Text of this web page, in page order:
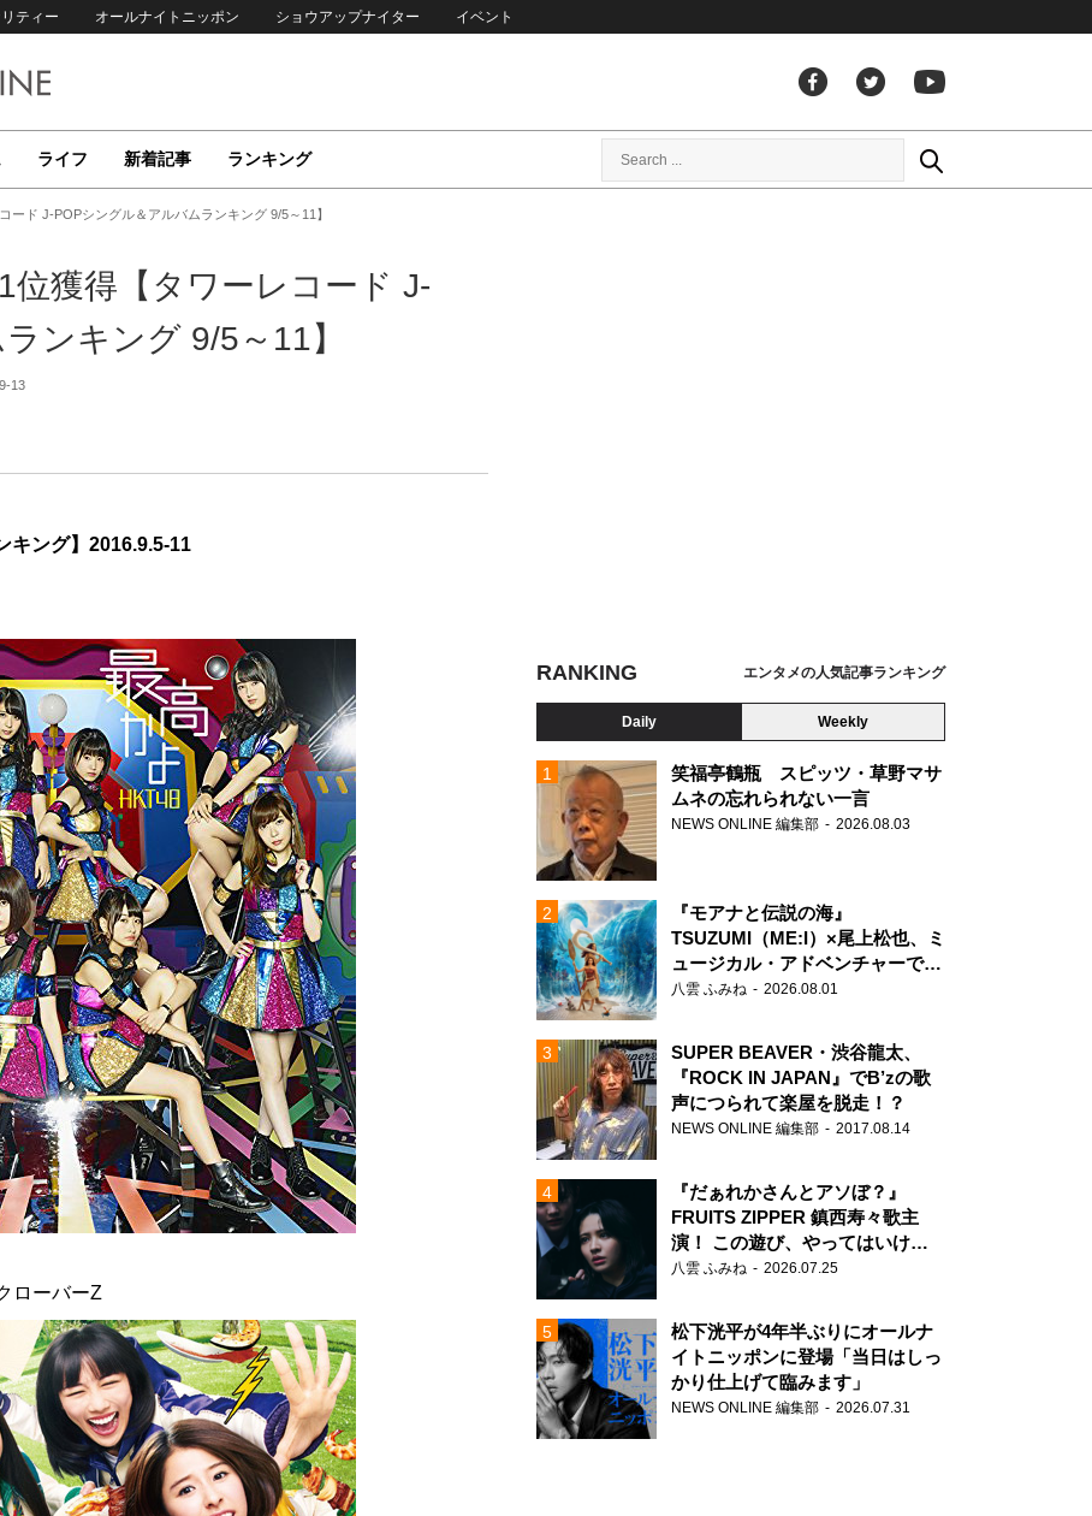
ティー オールナイトニッポン ショウアップナイター イベント
ライフ 新着記事 ランキング
ード J-POPシングル＆アルバムランキング 9/5～11】
位獲得【タワーレコード J-
ンキング 9/5～11】
13
キング】2016.9.5-11
ローバーZ
RANKING エンタメの人気記事ランキング
Daily Weekly
笑福亭鶴瓶 スピッツ・草野マサ
ムネの忘れられない一言
NEWS ONLINE 編集部 2026.08.03
『モアナと伝説の海』
TSUZUMI（ME:I）×尾上松也、ミ
ュージカル・アドベンチャーで美
声を響かせる
八雲 ふみね 2026.08.01
SUPER BEAVER・渋谷龍太、
『ROCK IN JAPAN』でB’zの歌
声につられて楽屋を脱走！？
NEWS ONLINE 編集部 2017.08.14
『だぁれかさんとアソぼ？』
FRUITS ZIPPER 鎮西寿々歌主
演！ この遊び、やってはいけま
せん。
八雲 ふみね 2026.07.25
松下洸平が4年半ぶりにオールナ
イトニッポンに登場「当日はしっ
かり仕上げて臨みます」
NEWS ONLINE 編集部 2026.07.31